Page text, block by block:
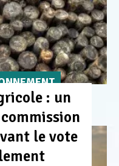
: un
le vote